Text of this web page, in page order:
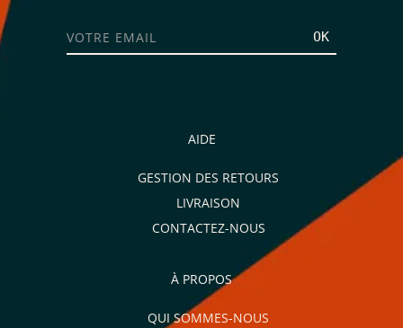
OK
AIDE
GESTION DES RETOURS
LIVRAISON
CONTACTEZ-NOUS
À PROPOS
QUI SOMMES-NOUS